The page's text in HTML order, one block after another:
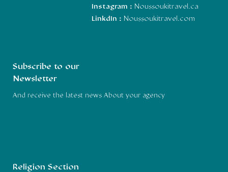
Instagram : Noussoukitravel.ca
LinkdIn : Noussoukitravel.com
Subscribe to our
Newsletter
And receive the latest news About your agency
Religion Section